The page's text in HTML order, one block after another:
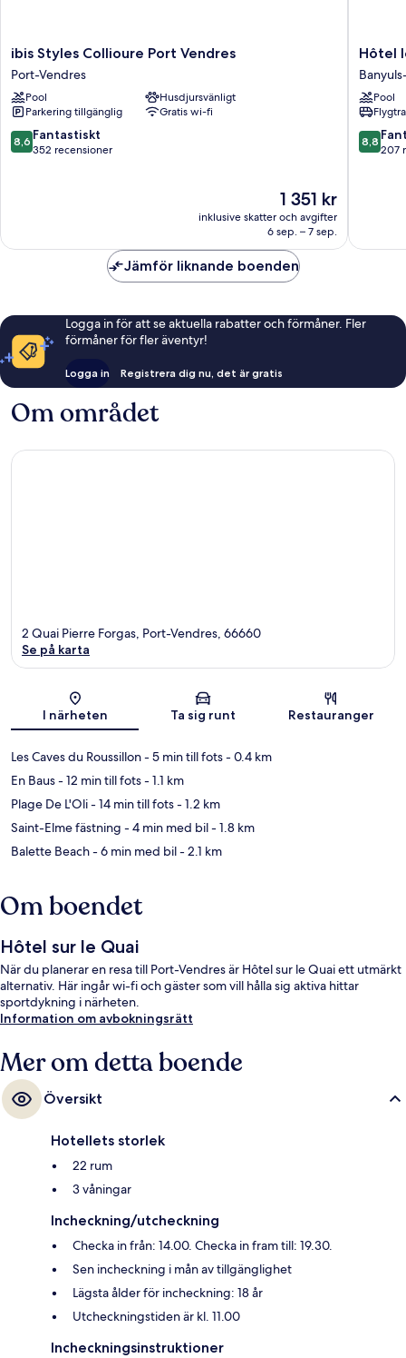
ibis
Styles
Collioure
Port
Vendres
Port-
Vendres
ibis Styles Collioure Port Vendres
Port-Vendres
Pool
Husdjursvänligt
Parkering tillgänglig
Gratis wi-fi
8.6
av
8,6 Fantastiskt
352 recensioner
Priset
1 351 kr
1 351 kr
inklusive skatter och avgifter
6 sep. – 7 sep.
Hôtel
le
Catalan
Le
Miradou
Banyuls-
Hôtel
Pool
8.8
av
8,8
207
Jämför liknande boenden
Logga in för att se aktuella rabatter och förmåner. Fler
förmåner för fler äventyr!
Logga in Registrera dig nu, det är gratis
Om området
Karta
2 Quai Pierre Forgas, Port-Vendres, 66660
Se på karta
I närheten Ta sig runt Restauranger
Les Caves du Roussillon- 5 min till fots- 0.4 km
En Baus- 12 min till fots- 1.1 km
Plage De L'Oli- 14 min till fots- 1.2 km
Saint-Elme fästning - 4 min med bil- 1.8 km
Balette Beach- 6 min med bil- 2.1 km
Om boendet
Hôtel sur le Quai
När du planerar en resa till Port-Vendres är Hôtel sur le Quai ett utmärkt
alternativ. Här ingår wi-fi och gäster som vill hålla sig aktiva hittar
sportdykning i närheten.
Information om avbokningsrätt
Mer om detta boende
Översikt
Hotellets storlek
22 rum
3 våningar
Incheckning/utcheckning
Checka in från: 14.00. Checka in fram till: 19.30.
Sen incheckning i mån av tillgänglighet
Lägsta ålder för incheckning: 18 år
Utcheckningstiden är kl. 11.00
Incheckningsinstruktioner